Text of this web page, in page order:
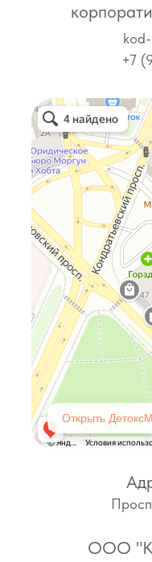
Открыть
+7
ООО